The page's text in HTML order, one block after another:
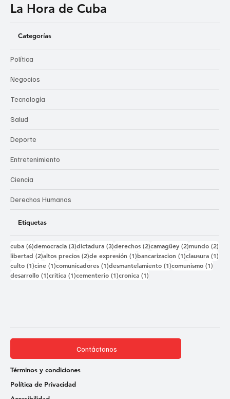
La Hora de Cuba
Categorías
Política
Negocios
Tecnología
Salud
Deporte
Entretenimiento
Ciencia
Derechos Humanos
Etiquetas
cuba (6)6 entradas
democracia (3)3 entradas
dictadura (3)3 entradas
derechos (2)2 entradas
camagüey (2)2 entradas
mundo (2)
libertad (2)2 entradas
altos precios (2)2 entradas
de expresión (1)1 entrada
bancarizacion (1)1 entrada
clausura (1)
culto (1)1 entrada
cine (1)1 entrada
comunicadores (1)1 entrada
desmantelamiento (1)1 entrada
comunismo (1)
desarrollo (1)1 entrada
critica (1)1 entrada
cementerio (1)1 entrada
cronica (1)
Contáctanos
Términos y condiciones
Política de Privacidad